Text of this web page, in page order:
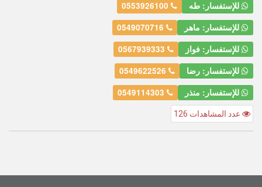
للإستفسار: طه
للإستفسار: ماهر
للإستفسار: فواز
للإستفسار: رضا
للإستفسار: منذر
عدد المشاهدات 126